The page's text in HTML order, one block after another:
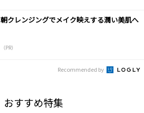
朝クレンジングでメイク映えする潤い美肌へ
（PR）
Recommended by
おすすめ特集